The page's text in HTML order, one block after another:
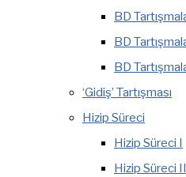
BD
BD
BD
‘Gidiş’ Tartışması
Hizip Süreci
Hizip Süreci I
Hizip Süreci II